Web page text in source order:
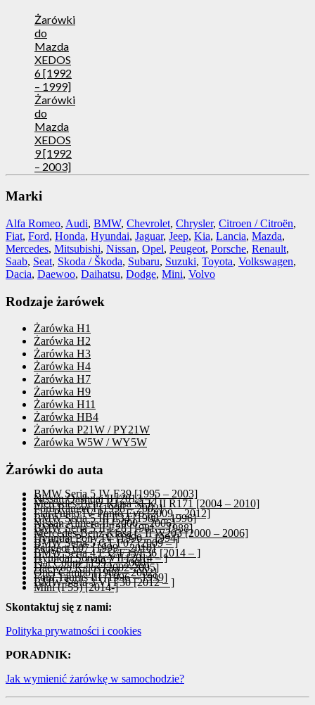
Żarówki
do
Mazda
XEDOS
6 [1992
– 1999]
Żarówki
do
Mazda
XEDOS
9 [1992
– 2003]
Marki
Alfa Romeo, Audi, BMW, Chevrolet, Chrysler, Citroen / Citroën,
Fiat, Ford, Honda, Hyundai, Jaguar, Jeep, Kia, Lancia, Mazda,
Mercedes, Mitsubishi, Nissan, Opel, Peugeot, Porsche, Renault,
Saab, Seat, Skoda / Škoda, Subaru, Suzuki, Toyota, Volkswagen,
Dacia, Daewoo, Daihatsu, Dodge, Mini, Volvo
Rodzaje żarówek
Żarówka H1
Żarówka H2
Żarówka H3
Żarówka H4
Żarówka H7
Żarówka H9
Żarówka H11
Żarówka HB4
Żarówka P21W / PY21W
Żarówka W5W / WY5W
Żarówki do auta
BMW Seria 5 IV E39 [1995 – 2003]
Nissan Qashqai II [2013 – ]
Mercedes-Benz Klasa SLK II R171 [2004 – 2010]
Ford Ranger I [1998 – 2002]
Fiat Punto IV Punto Evo [2009 – 2012]
BMW Seria 5 III E34 [1988 – 1996]
Nissan Almera II [2000 – 2006]
BMW Seria 5 II E28 [1981 – 1988]
Mercedes-Benz Klasa C II W203 [2000 – 2006]
Hyundai Pony IV [1990 – 1994]
BMW Seria 5 GT F07 [2009 – ]
Peugeot 607 [1999 – 2010]
BMW Seria 4 F32/F33/F36 [2014 – ]
Hyundai Sonata VII [2014 – ]
Fiat Coupe [1993 – 2000]
Daewoo Kalos [2002-2005]
Opel Campo [1988 – 2002]
Ford Taurus III [1996 – 1999]
BMW Seria 3 VI F30 [2012 – ]
Mini (F55) [2014-]
Skontaktuj się z nami:
Polityka prywatności i cookies
PORADNIK:
Jak wymienić żarówkę w samochodzie?